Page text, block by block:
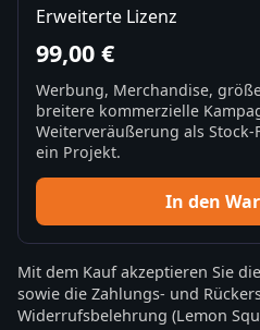
Erweiterte Lizenz
99,00 €
Werbung, Merchandise,
breitere kommerzielle
Weiterveräußerung als
ein Projekt.
In den
Mit dem Kauf akzeptieren Sie die
sowie die Zahlungs- und
Widerrufsbelehrung (Lemon